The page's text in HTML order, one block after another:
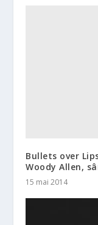
Bullets over
Woody Allen,
15 mai 2014